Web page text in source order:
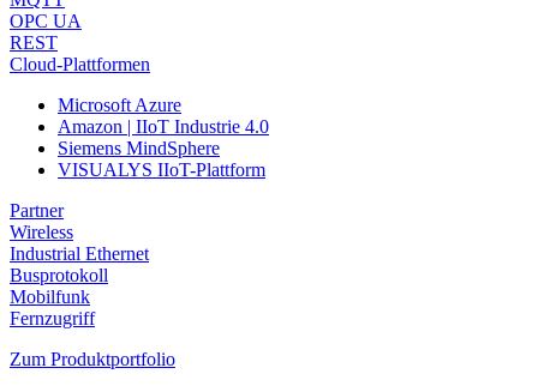
OPC UA
REST
Cloud-Plattformen
Microsoft Azure
Amazon | IIoT Industrie 4.0
Siemens MindSphere
VISUALYS IIoT-Plattform
Partner
Wireless
Industrial Ethernet
Busprotokoll
Mobilfunk
Fernzugriff
Zum Produktportfolio